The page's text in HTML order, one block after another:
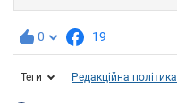
0 19
Теги Редакційна політика